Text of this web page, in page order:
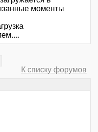
моменты
К списку форумов